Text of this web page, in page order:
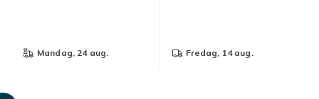
mandag, 24 aug. fredag, 14 aug.